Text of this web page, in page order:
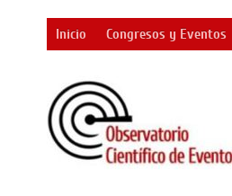
Inicio Congresos y Eventos